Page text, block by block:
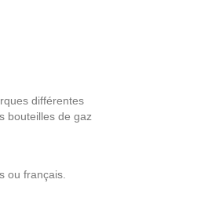
différentes
bouteilles de gaz
ou français.